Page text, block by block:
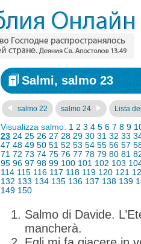
Salmi, salmo 23
salmo 22 salmo 24 Lista
Visualizza salmo: 1 2 3 4 5 6 7 8 9
23 24 25 26 27 28 29 30 31 32 33
47 48 49 50 51 52 53 54 55 56 57
71 72 73 74 75 76 77 78 79 80 81
95 96 97 98 99 100 101 102 103
114 115 116 117 118 119 120 121
132 133 134 135 136 137 138 139
149 150
Salmo di Davide.
mancherà.